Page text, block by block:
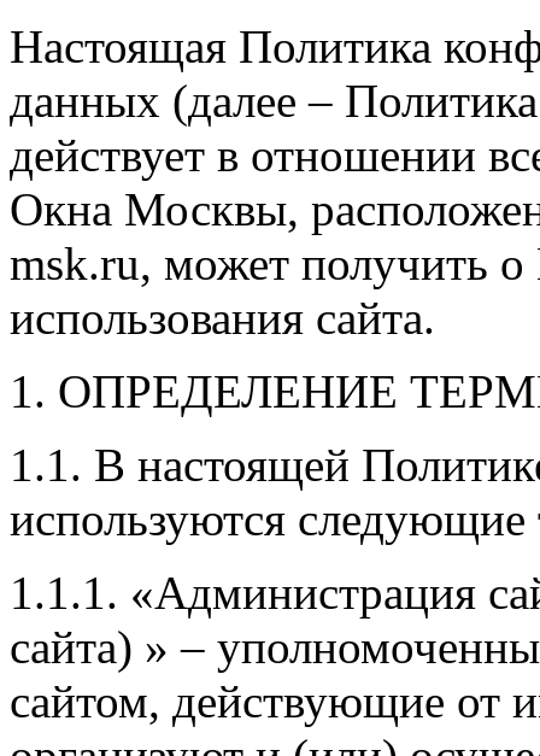
Настоящая Политика
данных (далее –
действует в отношении
Окна Москвы,
msk.ru, может получить о
использования сайта.
1. ОПРЕДЕЛЕНИЕ
1.1. В настоящей
используются
1.1.1. «Администрация
сайта) » –
сайтом, действующие от